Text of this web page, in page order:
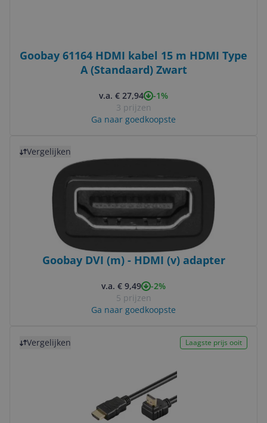
Goobay 61164 HDMI kabel 15 m HDMI Type
A (Standaard) Zwart
v.a. € 27,94
-1%
3 prijzen
Ga naar goedkoopste
Vergelijken
Goobay DVI (m) - HDMI (v) adapter
v.a. € 9,49
-2%
5 prijzen
Ga naar goedkoopste
Vergelijken Laagste prijs ooit